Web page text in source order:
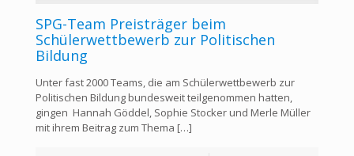
SPG-Team Preisträger beim
Schülerwettbewerb zur Politischen
Bildung
Unter fast 2000 Teams, die am Schülerwettbewerb zur
Politischen Bildung bundesweit teilgenommen hatten,
gingen Hannah Göddel, Sophie Stocker und Merle Müller
mit ihrem Beitrag zum Thema […]